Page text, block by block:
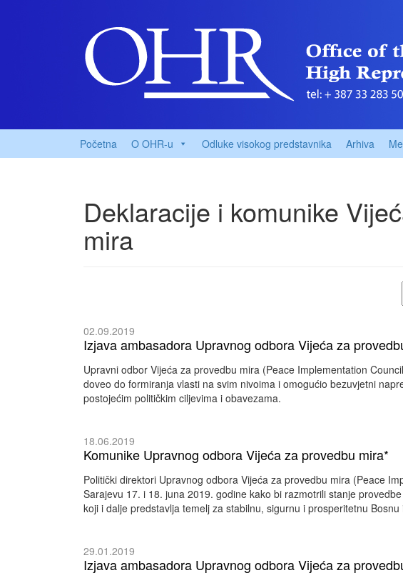
Početna O OHR-u Odluke visokog predstavnika Arhiva
Deklaracije i komunike
mira
02.09.2019
Izjava ambasadora Upravnog odbora Vijeća za
Upravni odbor Vijeća za provedbu mira (Peace Implementation
doveo do formiranja vlasti na svim nivoima i omogućio bezuvjetni
postojećim političkim ciljevima i obavezama.
18.06.2019
Komunike Upravnog odbora Vijeća za provedbu mira*
Politički direktori Upravnog odbora Vijeća za provedbu mira (Peace
Sarajevu 17. i 18. juna 2019. godine kako bi razmotrili stanje
koji i dalje predstavlja temelj za stabilnu, sigurnu i prosperitetnu
29.01.2019
Izjava ambasadora Upravnog odbora Vijeća za